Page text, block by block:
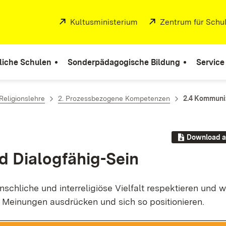
Extern:
Kultusministerium (Öffnet in neuem
Extern:
Zentrum für
Schulen Sonderpädagogische Bildung Service
2. Prozessbezogene Kompetenzen 2.4
Download
Dia­log­fä­hi­g-Sein
und in­ter­re­li­giö­se Viel­falt re­spek­tie­ren und
aus­drü­cken und sich so po­si­tio­nie­ren.